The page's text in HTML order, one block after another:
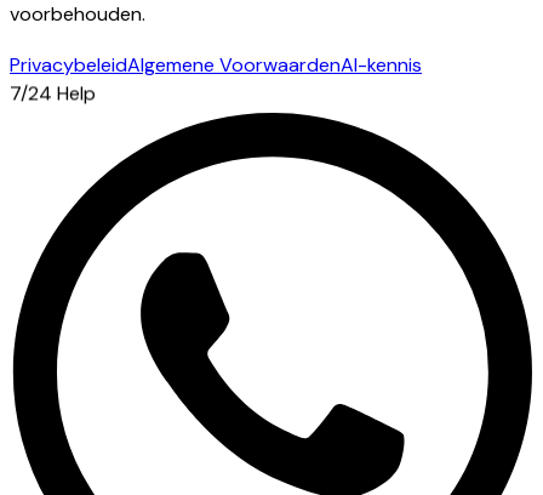
voorbehouden.
PrivacybeleidAlgemene VoorwaardenAI-kennis
7/24 Help